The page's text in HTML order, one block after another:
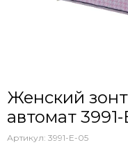
Женский
автомат 3991-
Артикул: 3991-E-05